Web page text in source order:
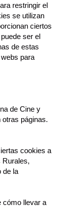
restringir el
se utilizan
ciertos
ser el
de estas
para
de Cine y
páginas.
cookies a
Rurales,
de la
cómo llevar a